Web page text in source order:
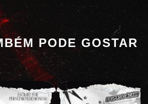
PODE GOSTAR